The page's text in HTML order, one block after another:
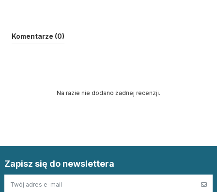
Komentarze (0)
Na razie nie dodano żadnej recenzji.
Zapisz się do newslettera